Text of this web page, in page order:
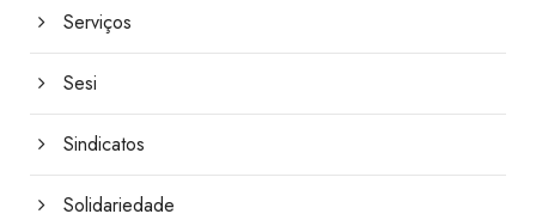
Serviços
Sesi
Sindicatos
Solidariedade